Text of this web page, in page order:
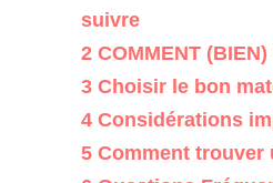
suivre
2 COMMENT
3 Choisir le bon
4 Considérations
5 Comment trouver